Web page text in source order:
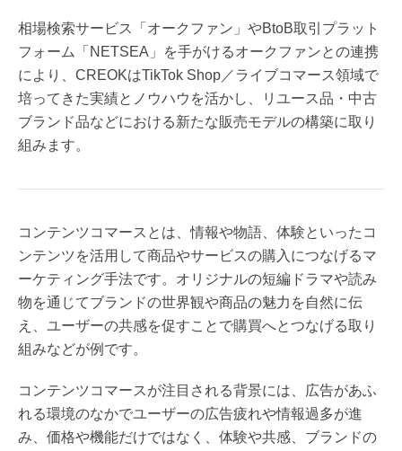
相場検索サービス「オークファン」やBtoB取引プラット
フォーム「NETSEA」を手がけるオークファンとの連携
により、CREOKはTikTok Shop／ライブコマース領域で
培ってきた実績とノウハウを活かし、リユース品・中古
ブランド品などにおける新たな販売モデルの構築に取り
組みます。
コンテンツコマースとは、情報や物語、体験といったコ
ンテンツを活用して商品やサービスの購入につなげるマ
ーケティング手法です。オリジナルの短編ドラマや読み
物を通じてブランドの世界観や商品の魅力を自然に伝
え、ユーザーの共感を促すことで購買へとつなげる取り
組みなどが例です。
コンテンツコマースが注目される背景には、広告があふ
れる環境のなかでユーザーの広告疲れや情報過多が進
み、価格や機能だけではなく、体験や共感、ブランドの